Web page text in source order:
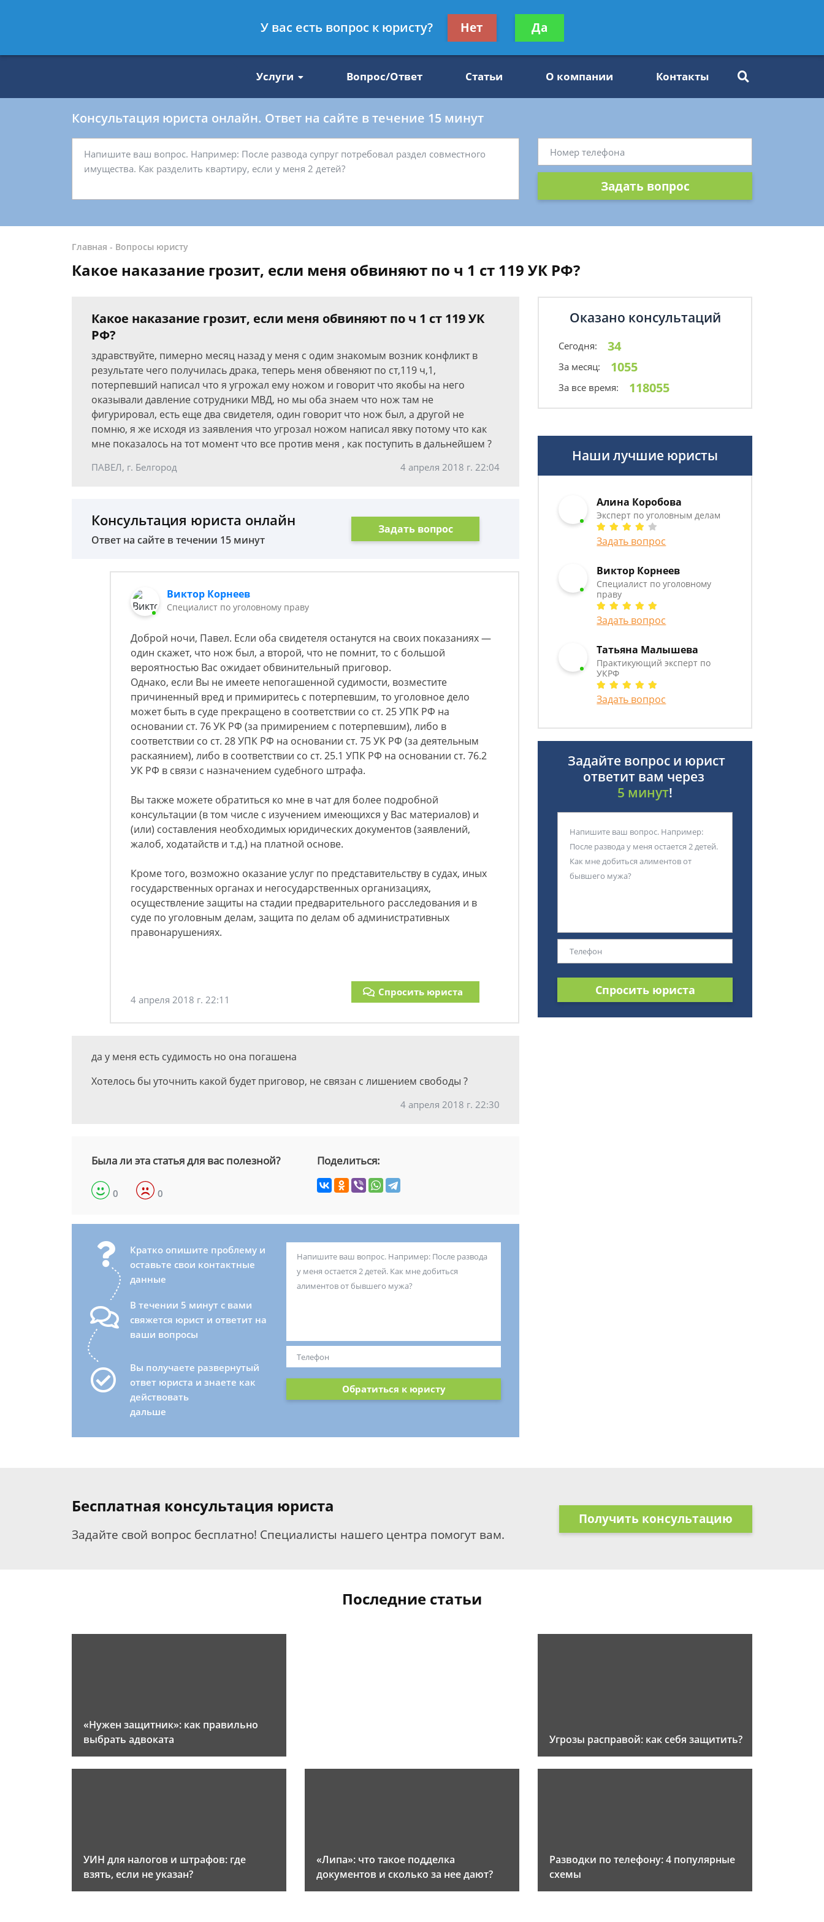
8 812 509-27-47
Получите консультацию
бесплатно
Услуги Вопрос/Ответ Статьи О компании Контакты
Консультация юриста онлайн. Ответ на сайте в течение 15 минут
Задать вопрос
Главная - Вопросы юристу
Какое наказание грозит, если меня обвиняют по ч 1 ст 119 УК РФ?
Какое наказание грозит, если меня обвиняют по ч 1 ст 119 УК
РФ?
здравствуйте, пимерно месяц назад у меня с одим знакомым возник конфликт в
результате чего получилась драка, теперь меня обвеняют по ст,119 ч,1,
потерпевший написал что я угрожал ему ножом и говорит что якобы на него
оказывали давление сотрудники МВД, но мы оба знаем что нож там не
фигурировал, есть еще два свидетеля, один говорит что нож был, а другой не
помню, я же исходя из заявления что угрозал ножом написал явку потому что как
мне показалось на тот момент что все против меня , как поступить в дальнейшем ?
ПАВЕЛ, г. Белгород 4 апреля 2018 г. 22:04
Консультация юриста онлайн
Ответ на сайте в течении 15 минут
Задать вопрос
Виктор Корнеев
Cпециалист по уголовному праву
Доброй ночи, Павел. Если оба свидетеля останутся на своих показаниях —
один скажет, что нож был, а второй, что не помнит, то с большой
вероятностью Вас ожидает обвинительный приговор.
Однако, если Вы не имеете непогашенной судимости, возместите
причиненный вред и примиритесь с потерпевшим, то уголовное дело
может быть в суде прекращено в соответствии со ст. 25 УПК РФ на
основании ст. 76 УК РФ (за примирением с потерпевшим), либо в
соответствии со ст. 28 УПК РФ на основании ст. 75 УК РФ (за деятельным
раскаянием), либо в соответствии со ст. 25.1 УПК РФ на основании ст. 76.2
УК РФ в связи с назначением судебного штрафа.
Вы также можете обратиться ко мне в чат для более подробной
консультации (в том числе с изучением имеющихся у Вас материалов) и
(или) составления необходимых юридических документов (заявлений,
жалоб, ходатайств и т.д.) на платной основе.
Кроме того, возможно оказание услуг по представительству в судах, иных
государственных органах и негосударственных организациях,
осуществление защиты на стадии предварительного расследования и в
суде по уголовным делам, защита по делам об административных
правонарушениях.
4 апреля 2018 г. 22:11
Спросить юриста
да у меня есть судимость но она погашена
Хотелось бы уточнить какой будет приговор, не связан с лишением свободы ?
4 апреля 2018 г. 22:30
Была ли эта статья для вас полезной?
0 0
Поделиться:
Кратко опишите проблему и
оставьте свои контактные
данные
В течении 5 минут с вами
свяжется юрист и ответит на
ваши вопросы
Вы получаете развернутый
ответ юриста и знаете как
действовать
дальше
Обратиться к юристу
Оказано консультаций
Сегодня: 34
За месяц: 1055
За все время: 118055
Наши лучшие юристы
Алина Коробова
Эксперт по уголовным делам
Задать вопрос
Виктор Корнеев
Cпециалист по уголовному
праву
Задать вопрос
Татьяна Малышева
Практикующий эксперт по
УКРФ
Задать вопрос
Задайте вопрос и юрист
ответит вам через
5 минут!
Спросить юриста
Бесплатная консультация юриста
Задайте свой вопрос бесплатно! Специалисты нашего центра помогут вам.
Получить консультацию
Последние статьи
«Нужен защитник»: как правильно
выбрать адвоката
Угрозы расправой: как себя защитить?
УИН для налогов и штрафов: где
взять, если не указан?
«Липа»: что такое подделка
документов и сколько за нее дают?
Разводки по телефону: 4 популярные
схемы
У вас есть вопрос к юристу? Нет Да